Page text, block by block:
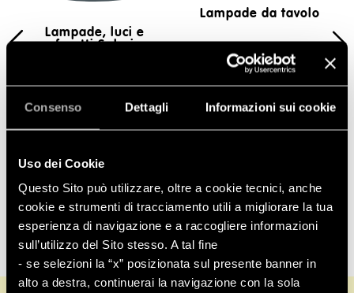
Consenso Dettagli Informazioni sui cookie
Uso dei Cookie
Questo Sito può utilizzare, oltre a cookie tecnici, anche
cookie e strumenti di tracciamento utili a migliorare la tua
esperienza di navigazione e a raccogliere informazioni
sull’utilizzo del Sito stesso. A tal fine
- se selezioni la “x” posizionata sul presente banner in
alto a destra, continuerai la navigazione con la sola
Lampade, luci e
faretti Solari
Lampade da tavolo
0 prodotti